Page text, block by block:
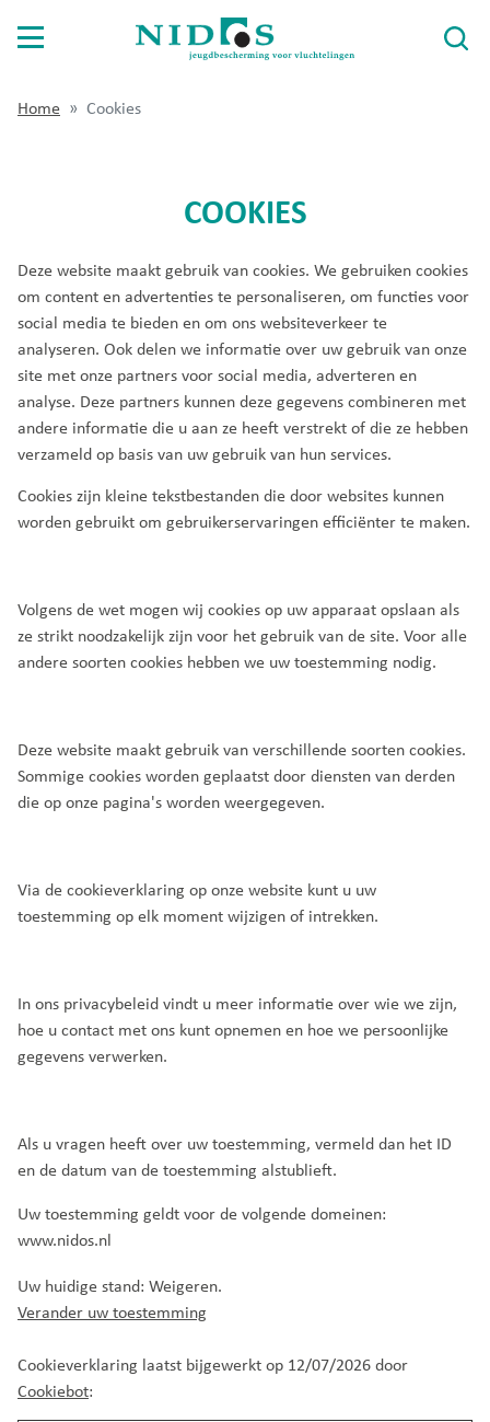
Over Nidos
Wat doet Nidos
Werken bij Nidos
Publicaties
Voor gemeenten
Home Cookies
COOKIES
Deze website maakt gebruik van cookies. We gebruiken cookies
om content en advertenties te personaliseren, om functies voor
social media te bieden en om ons websiteverkeer te
analyseren. Ook delen we informatie over uw gebruik van onze
site met onze partners voor social media, adverteren en
analyse. Deze partners kunnen deze gegevens combineren met
andere informatie die u aan ze heeft verstrekt of die ze hebben
verzameld op basis van uw gebruik van hun services.
Cookies zijn kleine tekstbestanden die door websites kunnen
worden gebruikt om gebruikerservaringen efficiënter te maken.
Volgens de wet mogen wij cookies op uw apparaat opslaan als
ze strikt noodzakelijk zijn voor het gebruik van de site. Voor alle
andere soorten cookies hebben we uw toestemming nodig.
Deze website maakt gebruik van verschillende soorten cookies.
Sommige cookies worden geplaatst door diensten van derden
die op onze pagina's worden weergegeven.
Via de cookieverklaring op onze website kunt u uw
toestemming op elk moment wijzigen of intrekken.
In ons privacybeleid vindt u meer informatie over wie we zijn,
hoe u contact met ons kunt opnemen en hoe we persoonlijke
gegevens verwerken.
Als u vragen heeft over uw toestemming, vermeld dan het ID
en de datum van de toestemming alstublieft.
Uw toestemming geldt voor de volgende domeinen:
www.nidos.nl
Uw huidige stand: Weigeren.
Verander uw toestemming
Cookieverklaring laatst bijgewerkt op 12/07/2026 door
Cookiebot: